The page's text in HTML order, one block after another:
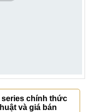
series chính thức
và giá bán